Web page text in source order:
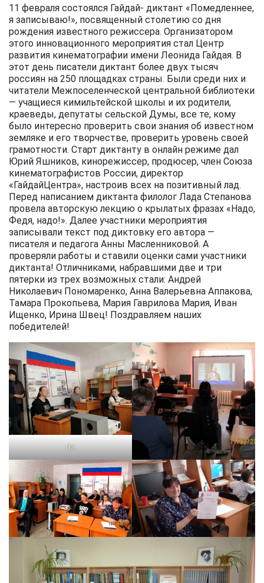
11 февраля состоялся Гайдай- диктант «Помедленнее,
я записываю!», посвященный столетию со дня
рождения известного режиссера. Организатором
этого инновационного мероприятия стал Центр
развития кинематографии имени Леонида Гайдая. В
этот день писатели диктант более двух тысяч
россиян на 250 площадках страны. Были среди них и
читатели Межпоселенческой центральной библиотеки
— учащиеся кимильтейской школы и их родители,
краеведы, депутаты сельской Думы, все те, кому
было интересно проверить свои знания об известном
земляке и его творчестве, проверить уровень своей
грамотности. Старт диктанту в онлайн режиме дал
Юрий Яшников, кинорежиссер, продюсер, член Союза
кинематографистов России, директор
«ГайдайЦентра», настроив всех на позитивный лад.
Перед написанием диктанта филолог Лада Степанова
провела авторскую лекцию о крылатых фразах «Надо,
Федя, надо!». Далее участники мероприятия
записывали текст под диктовку его автора —
писателя и педагога Анны Масленниковой. А
проверяли работы и ставили оценки сами участники
диктанта! Отличниками, набравшими две и три
пятерки из трех возможных стали: Андрей
Николаевич Пономаренко, Анна Валерьевна Аппакова,
Тамара Прокопьева, Мария Гаврилова Мария, Иван
Ищенко, Ирина Швец! Поздравляем наших
победителей!
rbt